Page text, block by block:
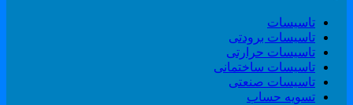
تاسیسات
تاسیسات برودتی
تاسیسات حرارتی
تاسیسات ساختمانی
تاسیسات صنعتی
تسویه حساب